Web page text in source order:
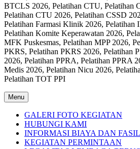
BTCLS 2026, Pelatihan CTU, Pelatihan
Pelatihan CTU 2026, Pelatihan CSSD
Pelatihan Farmasi Klinik 2026, Pelatihan
Pelatihan Komite Keperawatan 2026,
MFK Puskesmas, Pelatihan MPP 2026,
PKRS, Pelatihan PKRS 2026, Pelatihan
2026, Pelatihan PPRA, Pelatihan PPRA
Medis 2026, Pelatihan Nicu 2026,
Pelatihan TOT PPI
Menu
GALERI FOTO KEGIATAN
HUBUNGI KAMI
INFORMASI BIAYA DAN
KEGIATAN PERMINTAAN